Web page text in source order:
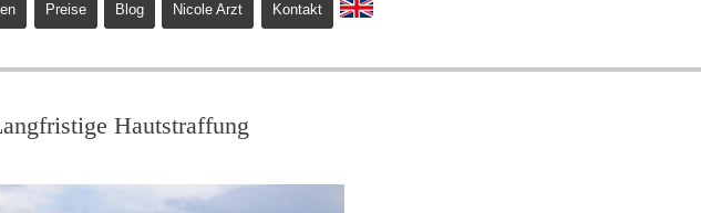
Preise Blog Nicole Arzt Kontakt
Hautstraffung